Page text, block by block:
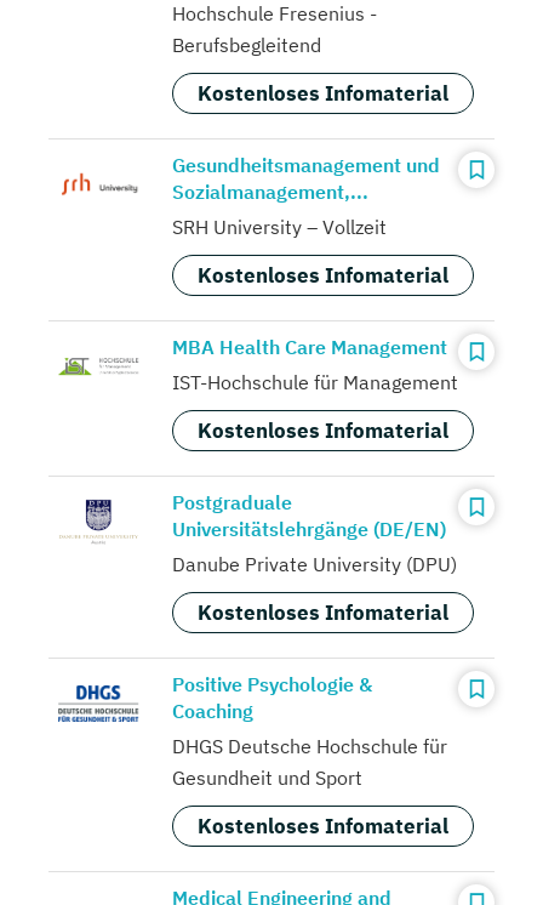
Hochschule Fresenius -
Berufsbegleitend
Kostenloses Infomaterial
Gesundheitsmanagement und
Sozialmanagement,...
SRH University – Vollzeit
Kostenloses Infomaterial
MBA Health Care Management
IST-Hochschule für Management
Kostenloses Infomaterial
Postgraduale
Universitätslehrgänge (DE/EN)
Danube Private University (DPU)
Kostenloses Infomaterial
Positive Psychologie &
Coaching
DHGS Deutsche Hochschule für
Gesundheit und Sport
Kostenloses Infomaterial
Medical Engineering and